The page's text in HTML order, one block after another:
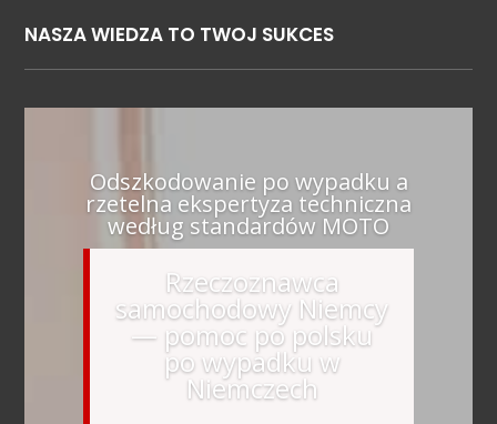
NASZA WIEDZA TO TWOJ SUKCES
Odszkodowanie po wypadku a
rzetelna ekspertyza techniczna
według standardów MOTO
Rzeczoznawca
samochodowy Niemcy
— pomoc po polsku
po wypadku w
Niemczech